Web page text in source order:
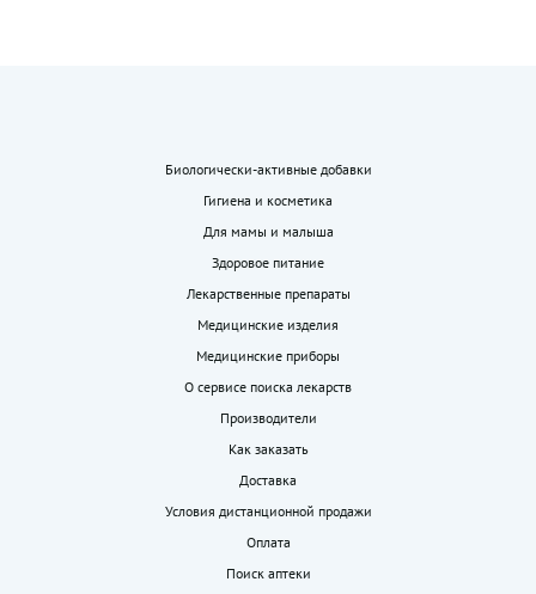
Биологически-активные добавки
Гигиена и косметика
Для мамы и малыша
Здоровое питание
Лекарственные препараты
Медицинские изделия
Медицинские приборы
О сервисе поиска лекарств
Производители
Как заказать
Доставка
Условия дистанционной продажи
Оплата
Поиск аптеки